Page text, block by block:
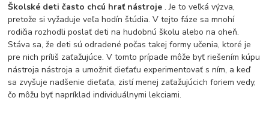
Školské deti často chcú hrať nástroje. Je to veľká výzva,
pretože si vyžaduje veľa hodín štúdia. V tejto fáze sa mnohí
rodičia rozhodli poslať deti na hudobnú školu alebo na oheň.
Stáva sa, že deti sú odradené počas takej formy učenia, ktoré je
pre nich príliš zaťažujúce. V tomto prípade môže byť riešením kúpu
nástroja nástroja a umožniť dieťaťu experimentovať s ním, a keď
sa zvyšuje nadšenie dieťaťa, zistí menej zaťažujúcich foriem vedy,
čo môžu byť napríklad individuálnymi lekciami.